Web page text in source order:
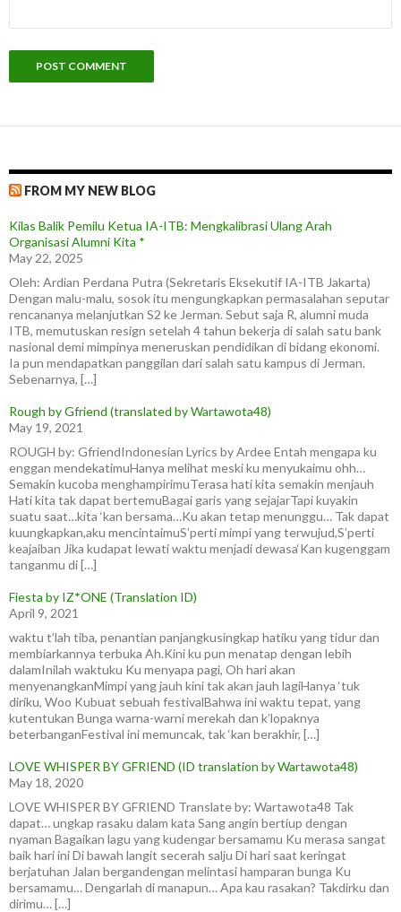
FROM MY NEW BLOG
Kilas Balik Pemilu Ketua IA-ITB: Mengkalibrasi Ulang Arah
Organisasi Alumni Kita *
May 22, 2025
Oleh: Ardian Perdana Putra (Sekretaris Eksekutif IA-ITB Jakarta)
Dengan malu-malu, sosok itu mengungkapkan permasalahan seputar
rencananya melanjutkan S2 ke Jerman. Sebut saja R, alumni muda
ITB, memutuskan resign setelah 4 tahun bekerja di salah satu bank
nasional demi mimpinya meneruskan pendidikan di bidang ekonomi.
Ia pun mendapatkan panggilan dari salah satu kampus di Jerman.
Sebenarnya, […]
Rough by Gfriend (translated by Wartawota48)
May 19, 2021
ROUGH by: GfriendIndonesian Lyrics by Ardee Entah mengapa ku
enggan mendekatimuHanya melihat meski ku menyukaimu ohh…
Semakin kucoba menghampirimuTerasa hati kita semakin menjauh
Hati kita tak dapat bertemuBagai garis yang sejajarTapi kuyakin
suatu saat…kita ‘kan bersama…Ku akan tetap menunggu… Tak dapat
kuungkapkan,aku mencintaimuS’perti mimpi yang terwujud,S’perti
keajaiban Jika kudapat lewati waktu menjadi dewasa‘Kan kugenggam
tanganmu di […]
Fiesta by IZ*ONE (Translation ID)
April 9, 2021
waktu t’lah tiba, penantian panjangkusingkap hatiku yang tidur dan
membiarkannya terbuka Ah.Kini ku pun menatap dengan lebih
dalamInilah waktuku Ku menyapa pagi, Oh hari akan
menyenangkanMimpi yang jauh kini tak akan jauh lagiHanya ‘tuk
diriku, Woo Kubuat sebuah festivalBahwa ini waktu tepat, yang
kutentukan Bunga warna-warni merekah dan k’lopaknya
beterbanganFestival ini memuncak, tak ‘kan berakhir, […]
LOVE WHISPER BY GFRIEND (ID translation by Wartawota48)
May 18, 2020
LOVE WHISPER BY GFRIEND Translate by: Wartawota48 Tak
dapat… ungkap rasaku dalam kata Sang angin bertiup dengan
nyaman Bagaikan lagu yang kudengar bersamamu Ku merasa sangat
baik hari ini Di bawah langit secerah salju Di hari saat keringat
berjatuhan Jalan bergandengan melintasi hamparan bunga Ku
bersamamu… Dengarlah di manapun… Apa kau rasakan? Takdirku dan
dirimu… […]